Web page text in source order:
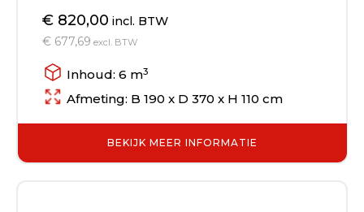
€ 820,00 incl. BTW
€ 677,69 excl. BTW
Inhoud: 6 m3
Afmeting: B 190 x D 370 x H 110 cm
BEKIJK MEER INFORMATIE